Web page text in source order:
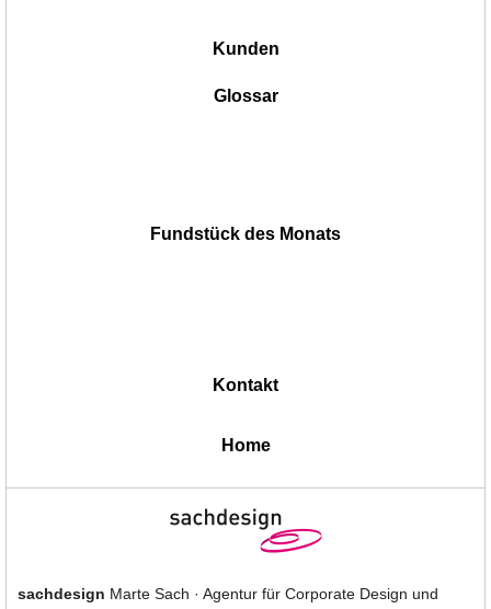
Kunden
Glossar
Fundstück des Monats
Kontakt
Home
sachdesign Marte Sach · Agentur für Corporate Design und